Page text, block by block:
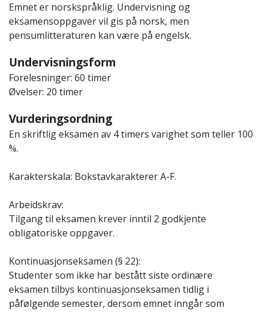
Emnet er norskspråklig. Undervisning og
eksamensoppgaver vil gis på norsk, men
pensumlitteraturen kan være på engelsk.
Undervisningsform
Forelesninger: 60 timer
Øvelser: 20 timer
Vurderingsordning
En skriftlig eksamen av 4 timers varighet som teller 100
%.
Karakterskala: Bokstavkarakterer A-F.
Arbeidskrav:
Tilgang til eksamen krever inntil 2 godkjente
obligatoriske oppgaver.
Kontinuasjonseksamen (§ 22):
Studenter som ikke har bestått siste ordinære
eksamen tilbys kontinuasjonseksamen tidlig i
påfølgende semester, dersom emnet inngår som